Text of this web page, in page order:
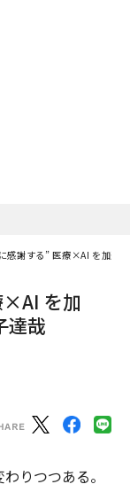
感謝する” 医療×AI を加速
×AI を加
達哉
りつつある。